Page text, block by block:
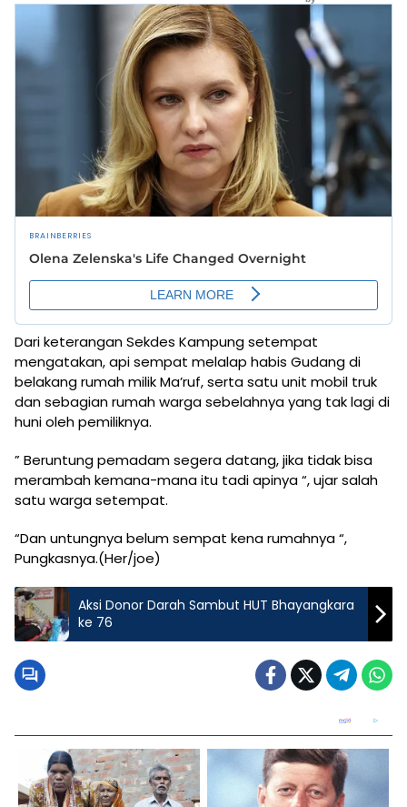
Dari keterangan Sekdes Kampung setempat
mengatakan, api sempat melalap habis Gudang di
belakang rumah milik Ma’ruf, serta satu unit mobil truk
dan sebagian rumah warga sebelahnya yang tak lagi di
huni oleh pemiliknya.
” Beruntung pemadam segera datang, jika tidak bisa
merambah kemana-mana itu tadi apinya “, ujar salah
satu warga setempat.
“Dan untungnya belum sempat kena rumahnya “,
Pungkasnya.(Her/joe)
Aksi Donor Darah Sambut HUT Bhayangkara
ke 76